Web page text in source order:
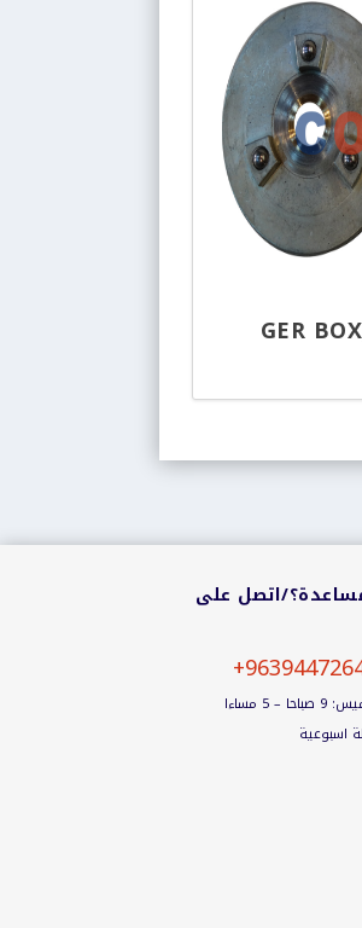
كوبلينك الفالافال (GER BOX
اتصل على
– 5 مساءا
اسبوعية